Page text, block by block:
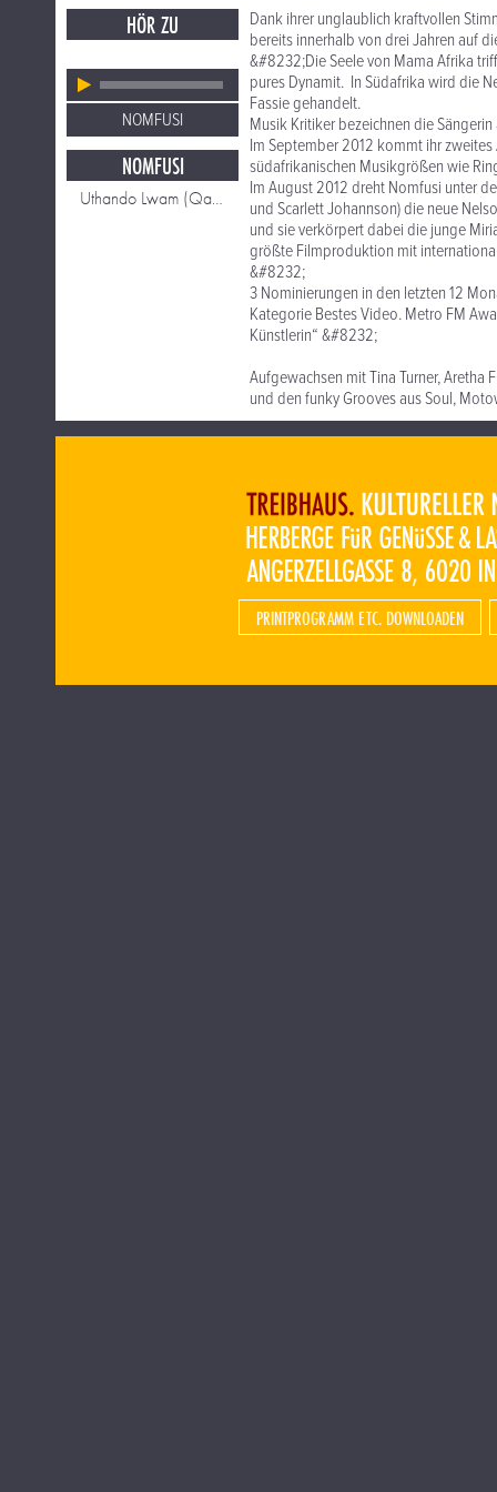
HÖR ZU
NOMFUSI
NOMFUSI
Uthando Lwam (Qam Qam)
Dank ihrer unglaublich kraftvollen
bereits innerhalb von drei Jahren auf
&#8232;Die Seele von Mama Afrika
pures Dynamit. In Südafrika wird die
Fassie gehandelt.
Musik Kritiker bezeichnen die
Im September 2012 kommt ihr
südafrikanischen Musikgrößen wie
Im August 2012 dreht Nomfusi unter
und Scarlett Johannson) die neue
und sie verkörpert dabei die junge
größte Filmproduktion mit
&#8232;
3 Nominierungen in den letzten 12
Kategorie Bestes Video. Metro FM
Künstlerin“ &#8232;
Aufgewachsen mit Tina Turner,
und den funky Grooves aus Soul,
PRINTPROGRAMM ETC. DOWNLOADEN